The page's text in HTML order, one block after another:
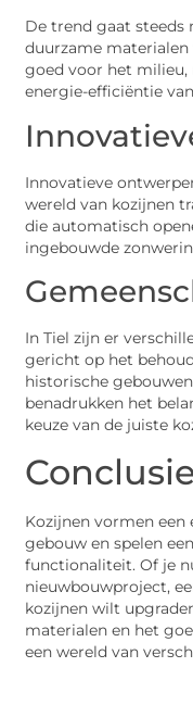
De trend gaat
duurzame
goed voor het milieu,
energie-efficiëntie
Innovatieve
wereld van kozijnen
die automatisch
ingebouwde
In Tiel zijn er
gericht op het
historische
benadrukken het
keuze van de juiste
Kozijnen vormen een
gebouw en spelen
functionaliteit. Of je
nieuwbouwproject,
kozijnen wilt
materialen en het
een wereld van